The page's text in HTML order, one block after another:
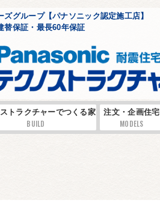
グループ【パナソニック認定施工店】
替保証・最長60年保証
トラクチャーでつくる家
BUILD
注文・企画住宅
MODELS